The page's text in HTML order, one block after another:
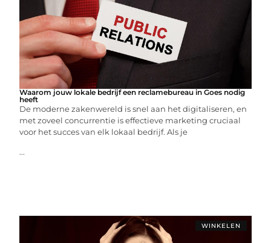
Waarom jouw lokale bedrijf een reclamebureau in Goes nodig
heeft
De moderne zakenwereld is snel aan het digitaliseren, en
met zoveel concurrentie is effectieve marketing cruciaal
voor het succes van elk lokaal bedrijf. Als je
...
WINKELEN